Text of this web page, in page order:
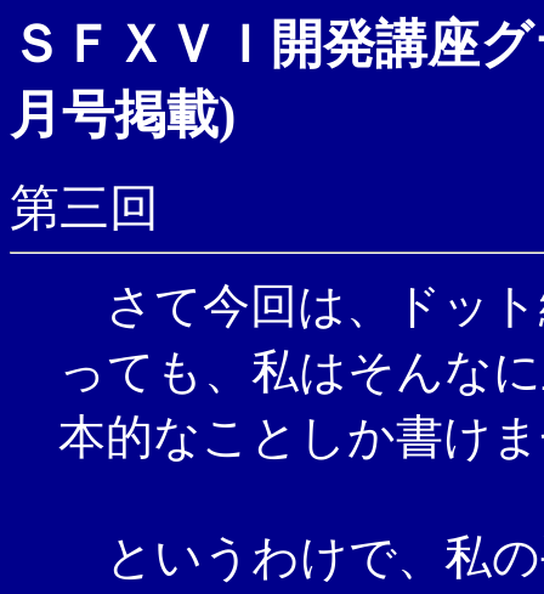
ＳＦＸＶＩ開発講座
月号掲載)
第三回
さて今回は、ドッ
っても、私はそんな
本的なことしか書け
というわけで、私